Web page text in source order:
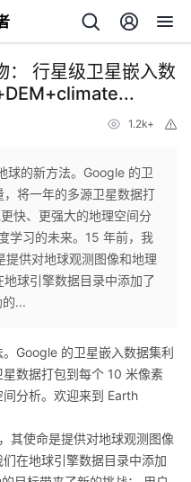
行星级卫星嵌入数
1.2k+
球的新方法。Google 的卫
将一年的多源卫星数据打
快、更强大的地理空间分
学习的未来。15 年前，我
供对地球观测图像和地理
球引擎数据目录中添加了
...
Google 的卫星嵌入数据集利
数据打包到每个 10 米像素
分析。欢迎来到 Earth
其使命是提供对地球观测图像
在地球引擎数据目录中添加